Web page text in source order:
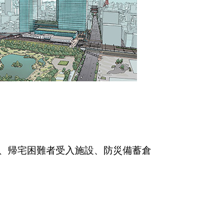
帰宅困難者受入施設、防災備蓄倉